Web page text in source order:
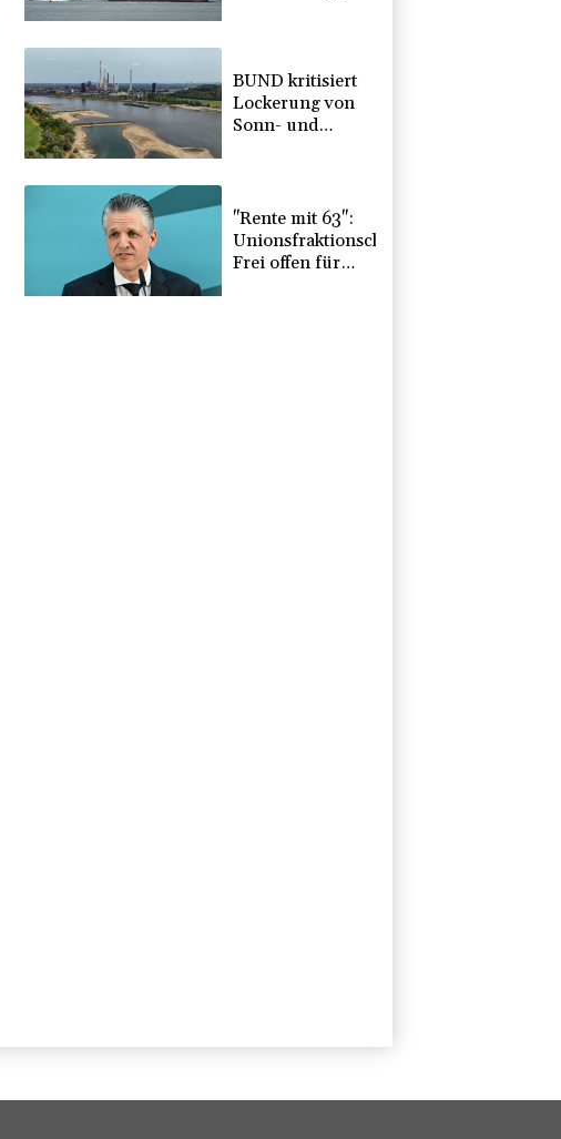
BUND kritisiert
Lockerung von
Sonn- und
"Rente mit 63":
Unionsfraktionschef
Frei offen für